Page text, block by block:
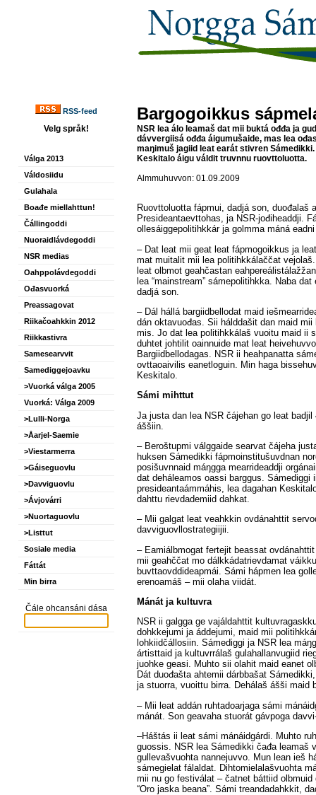
RSS-feed
Velg språk!
Válga 2013
Váldosiidu
Gulahala
Boađe miellahttun!
Čállingoddi
Nuoraidlávdegoddi
NSR medias
Oahppolávdegoddi
Ođasvuorká
Preassagovat
Riikačoahkkin 2012
Riikkastivra
Samesearvvit
Samediggejoavku
>Vuorká válga 2005
Vuorká: Válga 2009
>Lulli-Norga
>Åarjel-Saemie
>Viestarmerra
>Gáiseguovlu
>Davviguovlu
>Ávjovárri
>Nuortaguovlu
>Listtut
Sosiale media
Fáttát
Min birra
Čále ohcansáni dása
Bargogoikkus
NSR lea álo leamaš dat mii buktá ođđa ja
dávvergiisá ođđa áigumušaide, mas lea
maŋimuš jagiid leat earát stivren
Keskitalo áigu váldit truvnnu ruovttoluotta.
Almmuhuvvon: 01.09.2009
Ruovttoluotta fápmui, dadjá son, duođalaš
Presideantaevttohas, ja NSR-jođiheaddji.
ollesáiggepolitihkkár ja golmma máná
– Dat leat mii geat leat fápmogoikkus ja
mat muitalit mii lea politihkkálaččat
leat olbmot geahčastan
lea “mainstream” sámepolitihkka. Naba
dadjá son.
– Dál hállá bargiidbellodat maid
dán oktavuođas. Sii hálddašit dan maid
mis. Jo dat lea politihkkálaš vuoitu maid ii
duhtet johtilit oainnuide mat leat
Bargiidbellodagas. NSR ii heahpanatta
ovttaoaivilis eanetloguin. Min haga
Keskitalo.
Sámi mihttut
Ja justa dan lea NSR čájehan go leat
áššiin.
– Beroštupmi válggaide searvat čájeha
huksen Sámedikki fápmoinstitušuvdnan
posišuvnnaid máŋgga mearrideaddji
dat deháleamos oassi barggus.
presideantaámmáhis, lea dagahan
dahttu rievdademiid dahkat.
– Mii galgat leat veahkkin ovdánahttit
davviguovllostrategiijii.
– Eamiálbmogat fertejit beassat
mii geahččat mo dálkkádatrievdamat
buvttaovddideapmái. Sámi hápmen lea
erenoamáš – mii olaha viidát.
Mánát ja kultuvra
NSR ii galgga ge vajáldahttit
dohkkejumi ja áddejumi, maid mii
lohkiidčállosiin. Sámediggi ja NSR lea
ártisttaid ja kultuvrrálaš gulahallanvugiid
juohke geasi. Muhto sii olahit maid eanet
Dát duođašta ahtemii dárbbašat
ja stuorra, vuoittu birra. Dehálaš ášši maid
– Mii leat addán ruhtadoarjaga sámi
mánát. Son geavaha stuorát gávpoga
–Háštás ii leat sámi mánáidgárdi. Muhto
guossis. NSR lea Sámedikki čađa leamaš
gullevašvuohta nannejuvvo. Mun lean ieš
sámegielat fálaldat. Dihtomielalašvuohta
mii nu go festiválat – čatnet báttiid
“Oro jaska beana”. Sámi treandadahkkit,